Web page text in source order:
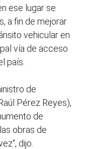
ese lugar se
a fin de mejorar
vehicular en
vía de acceso
país.
de
Pérez Reyes),
de
obras de
dijo.